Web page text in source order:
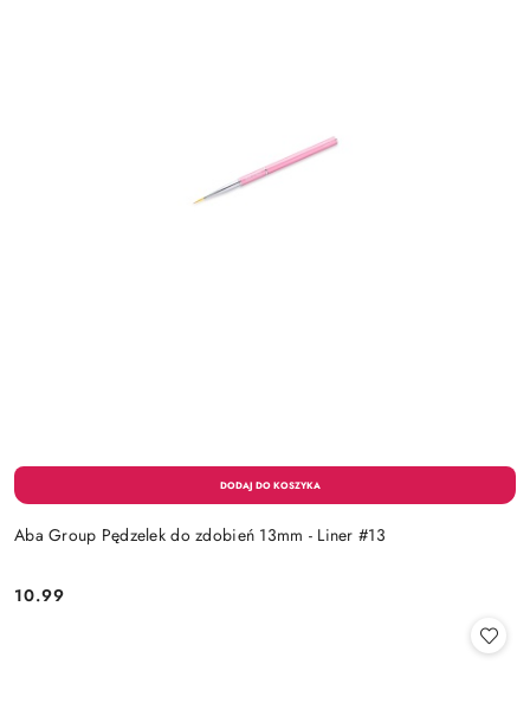
Aba Group Pędzelek do zdobień 13mm - Liner #13
Cena:
10.99